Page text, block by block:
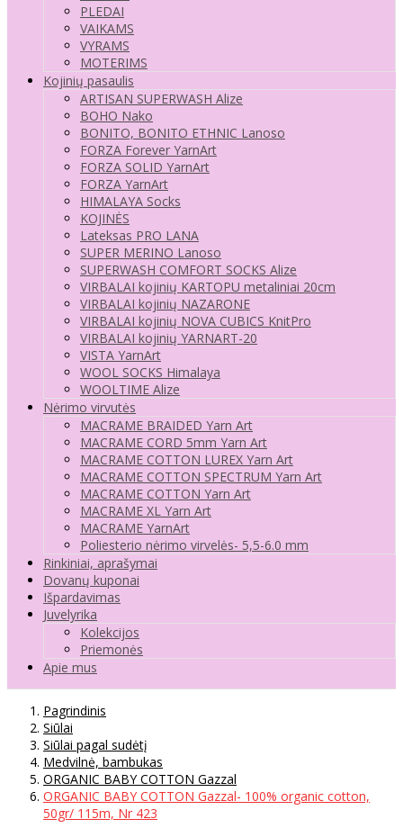
PLEDAI
VAIKAMS
VYRAMS
MOTERIMS
Kojinių pasaulis
ARTISAN SUPERWASH Alize
BOHO Nako
BONITO, BONITO ETHNIC Lanoso
FORZA Forever YarnArt
FORZA SOLID YarnArt
FORZA YarnArt
HIMALAYA Socks
KOJINĖS
Lateksas PRO LANA
SUPER MERINO Lanoso
SUPERWASH COMFORT SOCKS Alize
VIRBALAI kojinių KARTOPU metaliniai 20cm
VIRBALAI kojinių NAZARONE
VIRBALAI kojinių NOVA CUBICS KnitPro
VIRBALAI kojinių YARNART-20
VISTA YarnArt
WOOL SOCKS Himalaya
WOOLTIME Alize
Nėrimo virvutės
MACRAME BRAIDED Yarn Art
MACRAME CORD 5mm Yarn Art
MACRAME COTTON LUREX Yarn Art
MACRAME COTTON SPECTRUM Yarn Art
MACRAME COTTON Yarn Art
MACRAME XL Yarn Art
MACRAME YarnArt
Poliesterio nėrimo virvelės- 5,5-6.0 mm
Rinkiniai, aprašymai
Dovanų kuponai
Išpardavimas
Juvelyrika
Kolekcijos
Priemonės
Apie mus
Pagrindinis
Siūlai
Siūlai pagal sudėtį
Medvilnė, bambukas
ORGANIC BABY COTTON Gazzal
ORGANIC BABY COTTON Gazzal- 100% organic cotton,
50gr/ 115m, Nr 423